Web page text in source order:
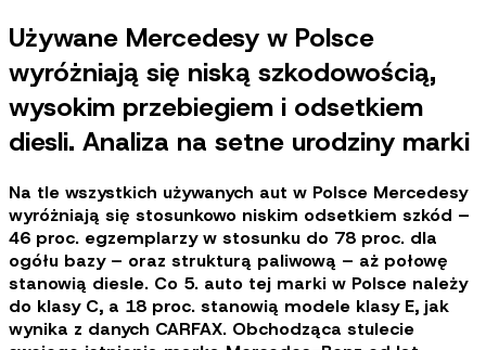
Używane Mercedesy w Polsce
wyróżniają się niską szkodowością,
wysokim przebiegiem i odsetkiem
diesli. Analiza na setne urodziny marki
Na tle wszystkich używanych aut w Polsce Mercedesy
wyróżniają się stosunkowo niskim odsetkiem szkód –
46 proc. egzemplarzy w stosunku do 78 proc. dla
ogółu bazy – oraz strukturą paliwową – aż połowę
stanowią diesle. Co 5. auto tej marki w Polsce należy
do klasy C, a 18 proc. stanowią modele klasy E, jak
wynika z danych CARFAX. Obchodząca stulecie